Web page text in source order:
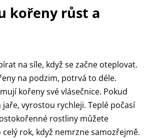
kořeny růst a
na síle, když se začne oteplovat.
na podzim, potrvá to déle.
kořeny své vlásečnice. Pokud
vyrostou rychleji. Teplé počasí
rostliny můžete
rok, když nemrzne samozřejmě.